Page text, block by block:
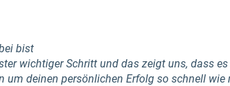
bist
wichtiger Schritt und das zeigt uns, dass
um deinen persönlichen Erfolg so schnell